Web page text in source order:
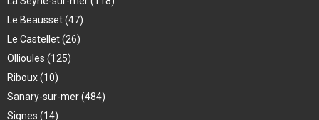
Le Beausset(47)
Le Castellet(26)
Ollioules (125)
Riboux(10)
Sanary-sur-mer(484)
Signes (14)